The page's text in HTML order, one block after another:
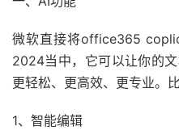
微软直接将office365
2024当中，它可以让你的
更轻松、更高效、更专业。比
1、智能编辑